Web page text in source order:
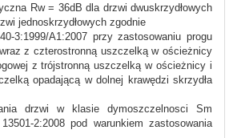
Rw = 36dB dla drzwi dwuskrzydłowych
jednoskrzydłowych zgodnie
3:1999/A1:2007 przy zastosowaniu progu
z czterostronną uszczelką w ościeżnicy
z trójstronną uszczelką w ościeżnicy i
opadającą w dolnej krawędzi skrzydła
drzwi w klasie dymoszczelnosci Sm
2:2008 pod warunkiem zastosowania